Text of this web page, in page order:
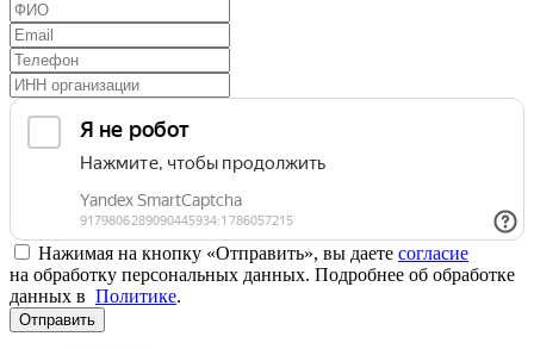
Нажимая на кнопку «Отправить», вы даете согласие
на обработку персональных данных. Подробнее об обработке
данных в Политике.
Отправить